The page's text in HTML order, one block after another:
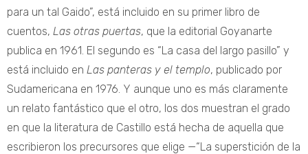
para un tal Gaido”, está incluido en su primer libro de
cuentos, Las otras puertas, que la editorial Goyanarte
publica en 1961. El segundo es “La casa del largo pasillo” y
está incluido en Las panteras y el templo, publicado por
Sudamericana en 1976. Y aunque uno es más claramente
un relato fantástico que el otro, los dos muestran el grado
en que la literatura de Castillo está hecha de aquella que
escribieron los precursores que elige —“La superstición de la